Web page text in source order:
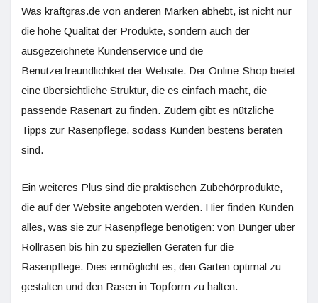
Was kraftgras.de von anderen Marken abhebt, ist nicht nur
die hohe Qualität der Produkte, sondern auch der
ausgezeichnete Kundenservice und die
Benutzerfreundlichkeit der Website. Der Online-Shop bietet
eine übersichtliche Struktur, die es einfach macht, die
passende Rasenart zu finden. Zudem gibt es nützliche
Tipps zur Rasenpflege, sodass Kunden bestens beraten
sind.
Ein weiteres Plus sind die praktischen Zubehörprodukte,
die auf der Website angeboten werden. Hier finden Kunden
alles, was sie zur Rasenpflege benötigen: von Dünger über
Rollrasen bis hin zu speziellen Geräten für die
Rasenpflege. Dies ermöglicht es, den Garten optimal zu
gestalten und den Rasen in Topform zu halten.